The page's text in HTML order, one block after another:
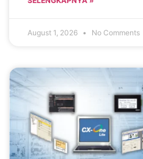
August 1, 2026 No Comments